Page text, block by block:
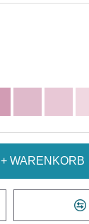
+ WARENKORB